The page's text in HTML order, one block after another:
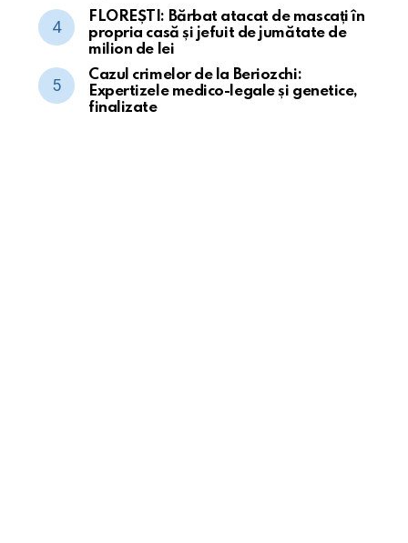
FLOREȘTI: Bărbat atacat de mascați în
propria casă și jefuit de jumătate de
milion de lei
Cazul crimelor de la Beriozchi:
Expertizele medico-legale și genetice,
finalizate